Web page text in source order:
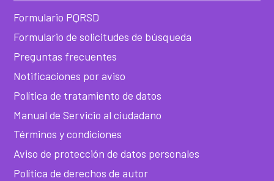
Formulario PQRSD
Formulario de solicitudes de búsqueda
Preguntas frecuentes
Notificaciones por aviso
Política de tratamiento de datos
Manual de Servicio al ciudadano
Términos y condiciones
Aviso de protección de datos personales
Política de derechos de autor